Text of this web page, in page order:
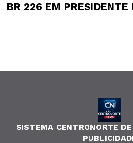
BR 226 EM PRESIDENTE
SISTEMA CENTRONORTE